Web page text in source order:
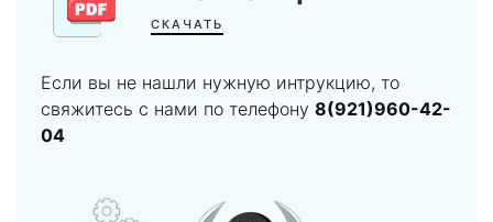
СКАЧАТЬ
Если вы не нашли нужную интрукцию, то
свяжитесь с нами по телефону 8(921)960-42-
04